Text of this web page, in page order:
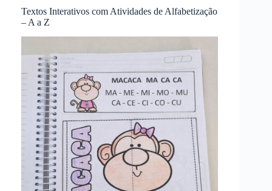
Textos Interativos com Atividades de Alfabetização
– A a Z